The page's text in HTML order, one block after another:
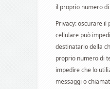
il proprio numero
Privacy: oscurare il
cellulare può
destinatario della
proprio numero di
impedire che lo
messaggi o